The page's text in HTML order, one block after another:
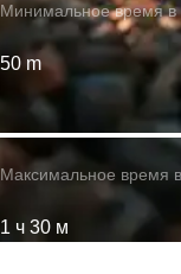
Минимальное время в
50 m
Максимальное время
1 ч 30 м